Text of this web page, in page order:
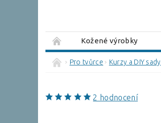
Kožené výrobky
Brašnářský slovník
Pro tvůrce Kurzy a DIY sady
2 hodnocení